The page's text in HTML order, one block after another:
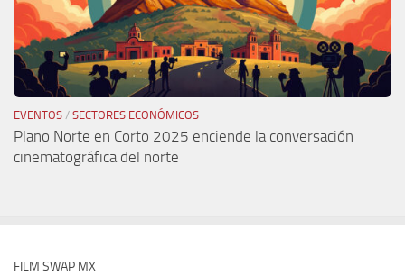
EVENTOS / SECTORES ECONÓMICOS
Plano Norte en Corto 2025 enciende la conversación
cinematográfica del norte
FILM SWAP MX